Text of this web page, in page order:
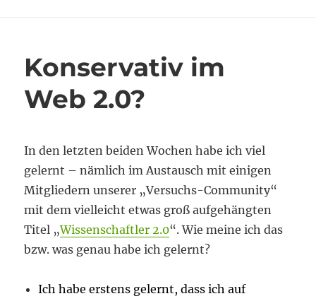
Konservativ im
Web 2.0?
In den letzten beiden Wochen habe ich viel
gelernt – nämlich im Austausch mit einigen
Mitgliedern unserer „Versuchs-Community“
mit dem vielleicht etwas groß aufgehängten
Titel „Wissenschaftler 2.0“. Wie meine ich das
bzw. was genau habe ich gelernt?
Ich habe erstens gelernt, dass ich auf